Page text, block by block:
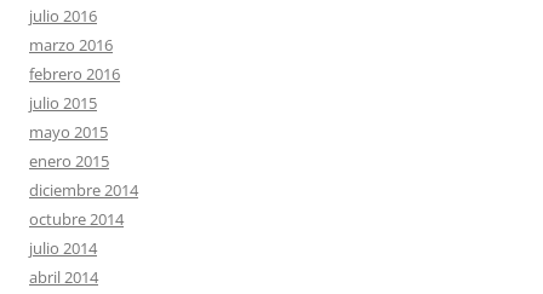
julio 2016
marzo 2016
febrero 2016
julio 2015
mayo 2015
enero 2015
diciembre 2014
octubre 2014
julio 2014
abril 2014